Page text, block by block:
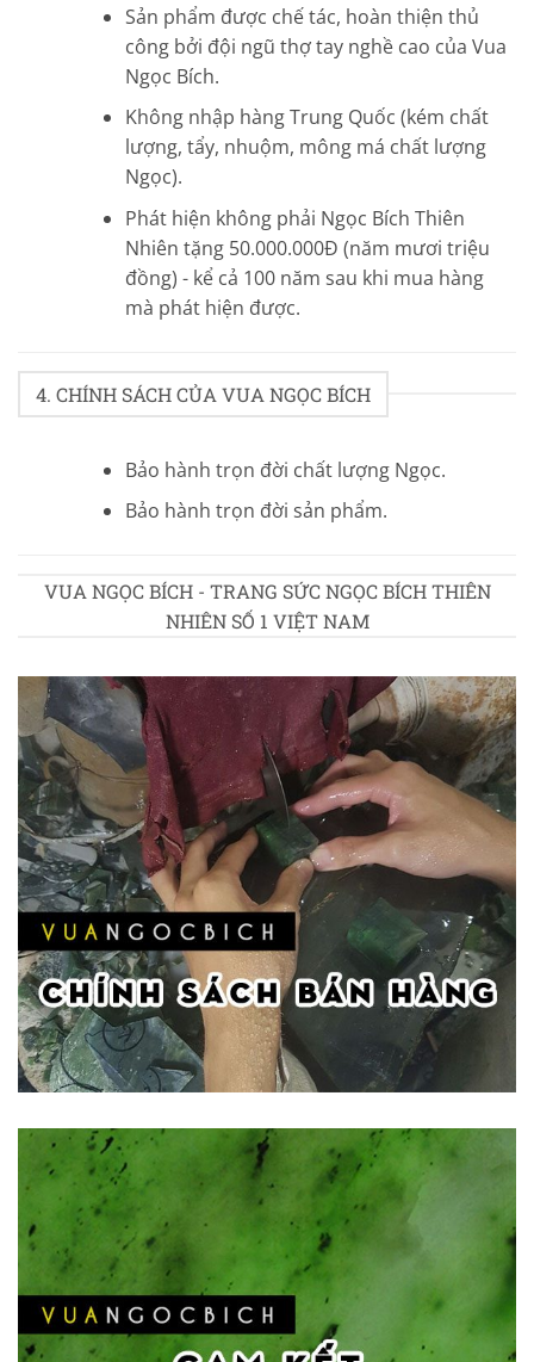
Sản phẩm được chế tác, hoàn thiện thủ
công bởi đội ngũ thợ tay nghề cao của Vua
Ngọc Bích.
Không nhập hàng Trung Quốc (kém chất
lượng, tẩy, nhuộm, mông má chất lượng
Ngọc).
Phát hiện không phải Ngọc Bích Thiên
Nhiên tặng 50.000.000Đ (năm mươi triệu
đồng) - kể cả 100 năm sau khi mua hàng
mà phát hiện được.
4. CHÍNH SÁCH CỦA VUA NGỌC BÍCH
Bảo hành trọn đời chất lượng Ngọc.
Bảo hành trọn đời sản phẩm.
VUA NGỌC BÍCH - TRANG SỨC NGỌC BÍCH THIÊN
NHIÊN SỐ 1 VIỆT NAM